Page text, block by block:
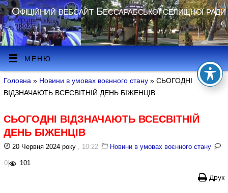
Офіційний вебсайт Бессарабської селищної ради
МЕНЮ
Головна » Новини в умовах воєнного стану » СЬОГОДНІ
ВІДЗНАЧАЮТЬ ВСЕСВІТНІЙ ДЕНЬ БІЖЕНЦІВ
СЬОГОДНІ ВІДЗНАЧАЮТЬ ВСЕСВІТНІЙ
ДЕНЬ БІЖЕНЦІВ
20 Червня 2024 року , 10:22 | Новини в умовах воєнного стану |
0 | 101
Друк